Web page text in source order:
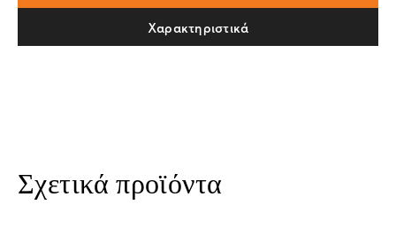
Χαρακτηριστικά
Σχετικά προϊόντα